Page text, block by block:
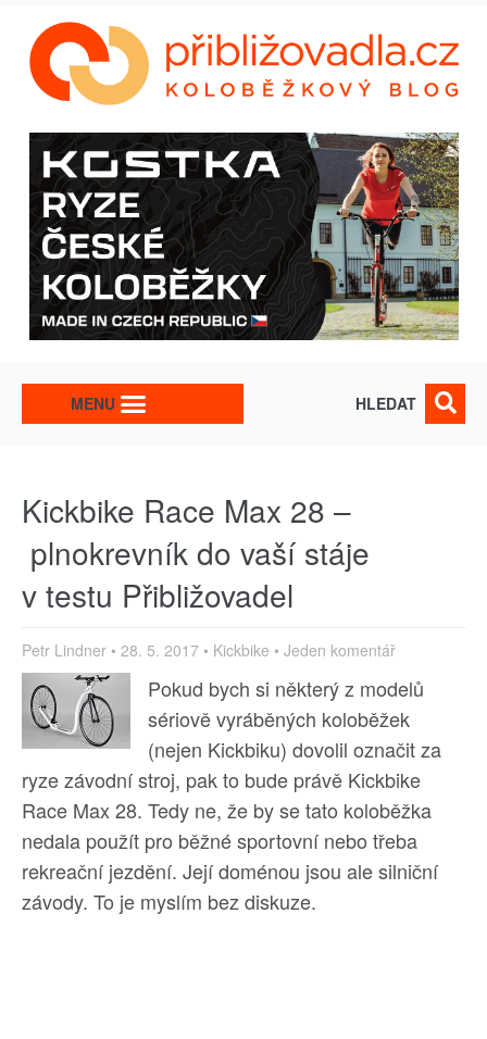
Kickbike Race Max 28 –
plnokrevník do vaší stáje
v testu Přibližovadel
Petr Lindner • 28. 5. 2017 • Kickbike • Jeden komentář
Pokud bych si některý z modelů
sériově vyráběných koloběžek
(nejen Kickbiku) dovolil označit za
ryze závodní stroj, pak to bude právě Kickbike
Race Max 28. Tedy ne, že by se tato koloběžka
nedala použít pro běžné sportovní nebo třeba
rekreační jezdění. Její doménou jsou ale silniční
závody. To je myslím bez diskuze.